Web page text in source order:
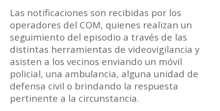
Las notificaciones son recibidas por los
operadores del COM, quienes realizan un
seguimiento del episodio a través de las
distintas herramientas de videovigilancia y
asisten a los vecinos enviando un móvil
policial, una ambulancia, alguna unidad de
defensa civil o brindando la respuesta
pertinente a la circunstancia.